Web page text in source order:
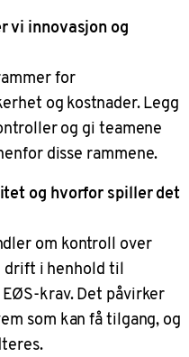
vi innovasjon og
for
og kostnader. Legg
og gi teamene
disse rammene.
og hvorfor spiller det
om kontroll over
i henhold til
krav. Det påvirker
som kan få tilgang, og